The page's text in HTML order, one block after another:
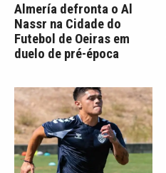
Almería defronta o Al
Nassr na Cidade do
Futebol de Oeiras em
duelo de pré-época